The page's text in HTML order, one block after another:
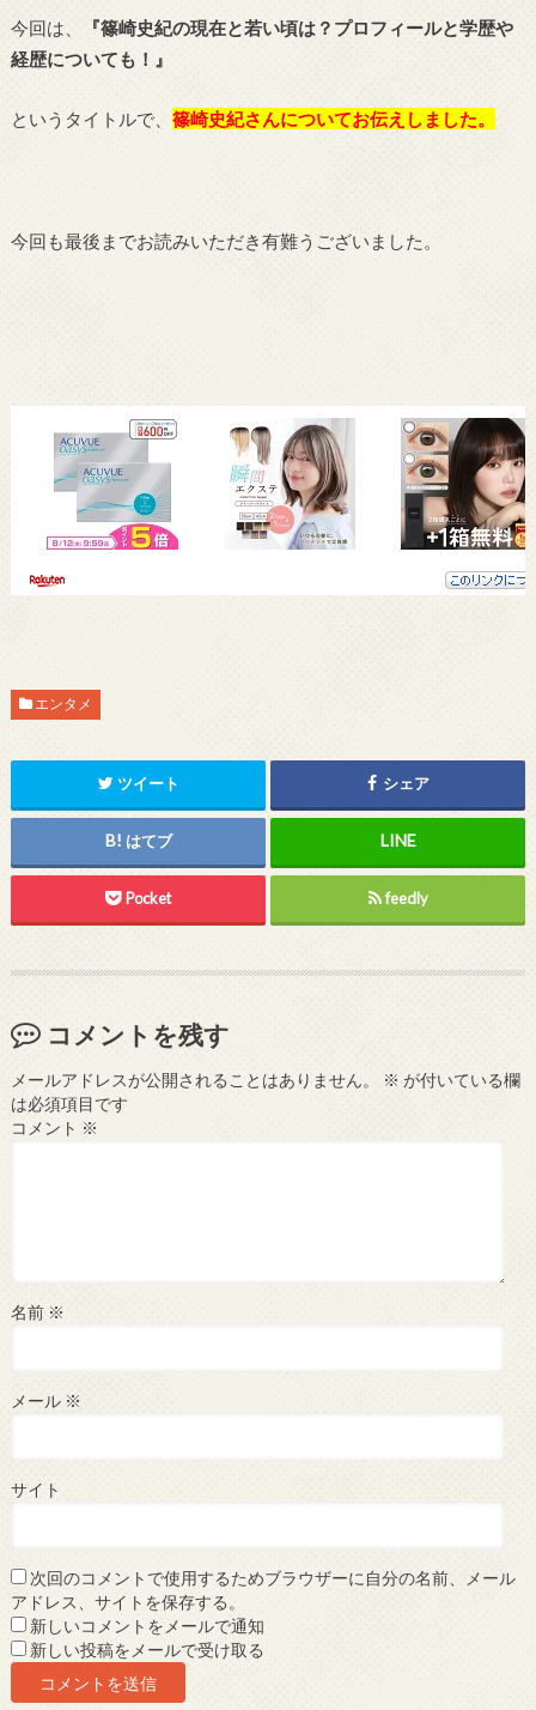
今回は、
『篠崎史紀の現在と若い頃は？プロフィールと学歴や
経歴についても！』
というタイトルで、 篠崎史紀さんについてお伝えしました。
今回も最後までお読みいただき有難うございました。
エンタメ
ツイート シェア
はてブ
Pocket feedly
コメントを残す
メールアドレスが公開されることはありません。 ※ が付いている欄
は必須項目です
コメント ※
名前 ※
メール ※
サイト
次回のコメントで使用するためブラウザーに自分の名前、メール
アドレス、サイトを保存する。
新しいコメントをメールで通知
新しい投稿をメールで受け取る